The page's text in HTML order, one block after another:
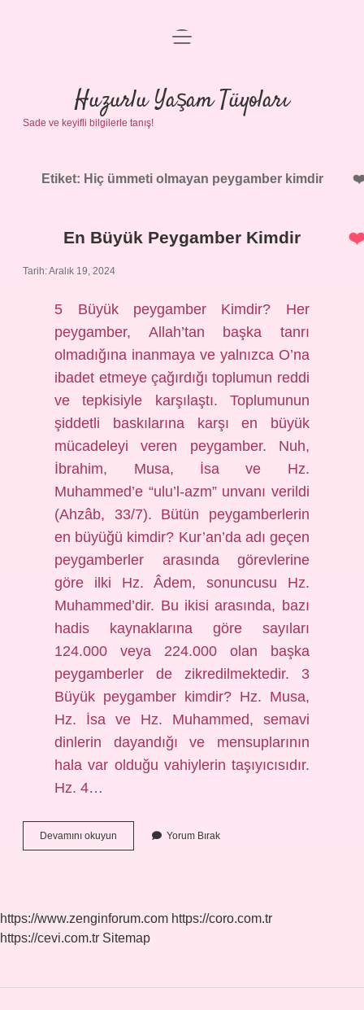
Anasayfa
Gizlilik Politikası
Yasal Uyarı
menüyü
Huzurlu Yaşam Tüyoları
Sade ve keyifli bilgilerle tanış!
Etiket: Hiç ümmeti olmayan peygamber kimdir
En Büyük Peygamber Kimdir
Tarih: Aralık 19, 2024
5 Büyük peygamber Kimdir? Her
peygamber, Allah’tan başka tanrı
olmadığına inanmaya ve yalnızca O’na
ibadet etmeye çağırdığı toplumun reddi
ve tepkisiyle karşılaştı. Toplumunun
şiddetli baskılarına karşı en büyük
mücadeleyi veren peygamber. Nuh,
İbrahim, Musa, İsa ve Hz.
Muhammed’e “ulu’l-azm” unvanı verildi
(Ahzâb, 33/7). Bütün peygamberlerin
en büyüğü kimdir? Kur’an’da adı geçen
peygamberler arasında görevlerine
göre ilki Hz. Âdem, sonuncusu Hz.
Muhammed’dir. Bu ikisi arasında, bazı
hadis kaynaklarına göre sayıları
124.000 veya 224.000 olan başka
peygamberler de zikredilmektedir. 3
Büyük peygamber kimdir? Hz. Musa,
Hz. İsa ve Hz. Muhammed, semavi
dinlerin dayandığı ve mensuplarının
hala var olduğu vahiylerin taşıyıcısıdır.
Hz. 4…
Devamını okuyun
Büyük
Yorum Bırak
https://www.zenginforum.com https://coro.com.tr
https://cevi.com.tr Sitemap